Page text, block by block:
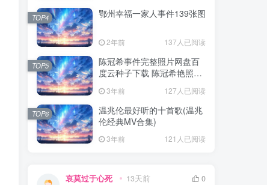
鄂州幸福一家人事件139张图
2年前 137人已阅读
TOP4
陈冠希事件完整照片网盘百
度云种子下载 陈冠希艳照门
门全部图片观看
3年前 127人已阅读
TOP5
温兆伦最好听的十首歌(温兆
伦经典MV合集)
3年前 121人已阅读
TOP6
哀莫过于心死 13天前
0